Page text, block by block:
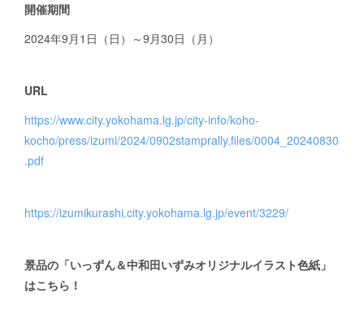
開催期間
2024年9月1日（日）～9月30日（月）
URL
https://www.city.yokohama.lg.jp/city-info/koho-
kocho/press/izumi/2024/0902stamprally.files/0004_20240830
.pdf
https://izumikurashi.city.yokohama.lg.jp/event/3229/
景品の「いっずん＆中和田いずみオリジナルイラスト色紙」
はこちら！